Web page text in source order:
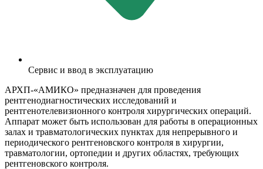
Сервис и ввод в эксплуатацию
АРХП-«АМИКО» предназначен для проведения
рентгенодиагностических исследований и
рентгенотелевизионного контроля хирургических операций.
Аппарат может быть использован для работы в операционных
залах и травматологических пунктах для непрерывного и
периодического рентгеновского контроля в хирургии,
травматологии, ортопедии и других областях, требующих
рентгеновского контроля.